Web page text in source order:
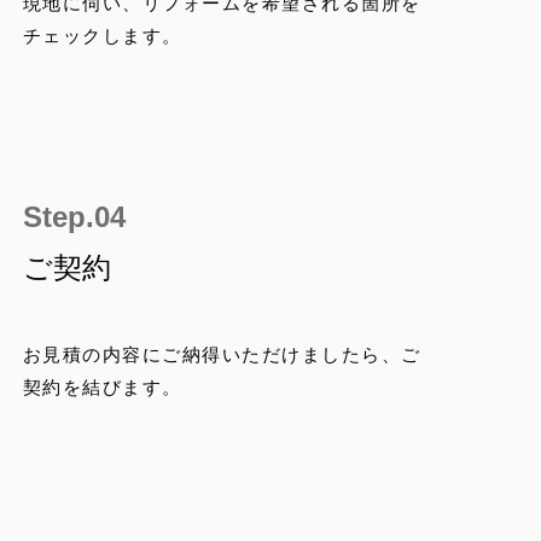
チェックします。
ご契約
お見積の内容にご納得いただけましたら、ご
契約を結びます。